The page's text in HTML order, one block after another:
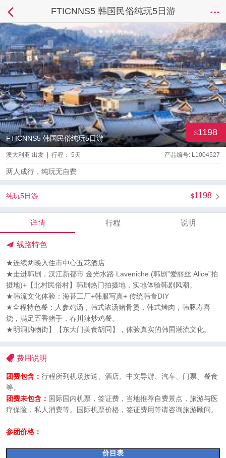
FTICNNS5 韩国民俗纯玩5日游
FTICNNS5 韩国民俗纯玩5日游
1198
产品编号: L1004527
澳大利亚 出发 | 行程： 5天
两人成行，纯玩无自费
1198
纯玩5日游
详情 行程 说明
线路特色
★连续两晚入住市中心五花酒店
★走进韩剧，汉江新都市 金光水路 Laveniche (韩剧”爱丽丝 Alice”拍
摄地)+【北村民俗村】韩剧热门拍摄地，实地体验韩剧风潮。
★韩流文化体验：海苔工厂+韩服写真+ 传统韩食DIY
★全程特色餐：人参鸡汤，韩式浓汤猪骨煲，韩式烤肉，韩豚寿喜
烧，满足五香猪手，春川辣炒鸡餐。
★明洞购物街】【东大门美食胡同】，体验真实的韩国潮流文化。
费用说明
团费包含： 行程所列机场接送、酒店、中文导游、汽车、门票、餐食
等。
团费未包含： 国际国内机票，签证费，当地推荐自费景点，旅游与医
疗保险，私人消费等。国际机票价格，签证费用等请咨询旅游顾问。
参团价格：
价目表